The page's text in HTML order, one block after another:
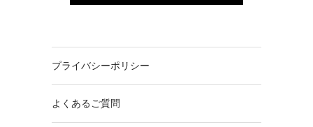
プライバシーポリシー
よくあるご質問